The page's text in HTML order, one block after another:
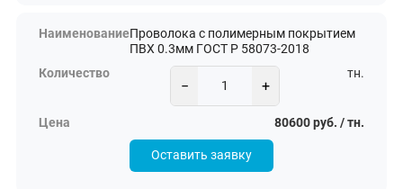
Проволока с полимерным покрытием
ПВХ 0.3мм ГОСТ Р 58073-2018
− +
тн.
80600 руб. / тн.
Оставить заявку